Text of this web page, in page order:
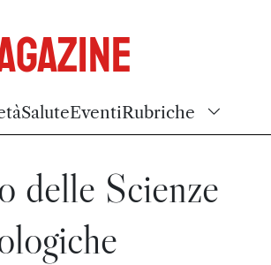
SaluteEventiRubriche
delle Scienze